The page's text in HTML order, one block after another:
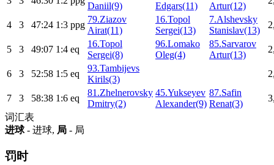
Daniil(9)
Edgars(11)
Artur(12)
4 3 47:24 1:3 ppg
79.Ziazov
Airat(11)
16.Topol
Sergei(13)
7.Alshevsky
Stanislav(13)
5 3 49:07 1:4 eq
16.Topol
Sergei(8)
96.Lomako
Oleg(4)
85.Sarvarov
Artur(13)
6 3 52:58 1:5 eq
93.Tambijevs
Kirils(3)
7 3 58:38 1:6 eq
81.Zhelnerovsky
Dmitry(2)
45.Yukseyev
Alexander(9)
87.Safin
Renat(3)
词汇表
进球- 进球, 局 - 局
罚时